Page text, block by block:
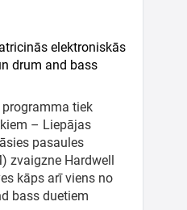
elektroniskās
drum and bass
programma tiek
– Liepājas
pasaules
zvaigzne Hardwell
kāps arī viens no
bass duetiem